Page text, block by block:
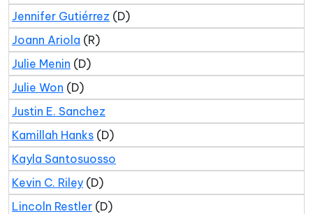
Jennifer Gutiérrez (D)
Joann Ariola (R)
Julie Menin (D)
Julie Won (D)
Justin E. Sanchez
Kamillah Hanks (D)
Kayla Santosuosso
Kevin C. Riley (D)
Lincoln Restler (D)